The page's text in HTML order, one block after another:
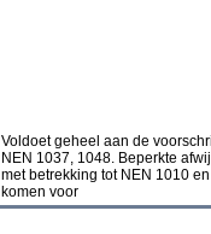
Voldoet geheel aan de
NEN 1037, 1048. Beperkte
met betrekking tot NEN 1010
komen voor